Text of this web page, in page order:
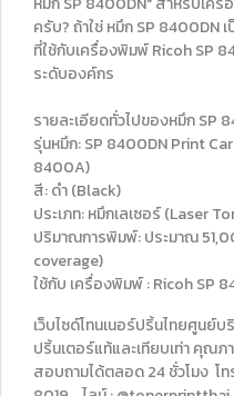
ครับ? ถ้าใช่ หมึก SP
ที่ใช้กับเครื่องพิมพ์ Ricoh SP
ระดับองค์กร
รายละเอียดทั่วไปของหมึก SP
รุ่นหมึก: SP 8400DN Print
8400A)
สี: ดำ (Black)
ประเภท: หมึกเลเซอร์ (Laser
ปริมาณการพิมพ์: ประมาณ
coverage)
ใช้กับ เครื่องพิมพ์ : Ricoh SP
เว็บไซด์โทนเนอร์ปริ้นไทยศูนย์
ปริ้นเตอร์แท้และเทียบเท่า คุณภ
สอบถามได้ตลอด 24 ชั่วโมง